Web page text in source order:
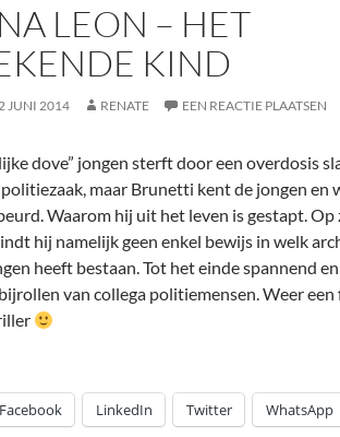
LEON – HET
KIND
JUNI 2014 RENATE EEN REACTIE PLAATSEN
dove” jongen sterft door een overdosis
maar Brunetti kent de jongen en
Waarom hij uit het leven is gestapt. Op
hij namelijk geen enkel bewijs in welk
heeft bestaan. Tot het einde spannend
van collega politiemensen. Weer een
Facebook LinkedIn Twitter WhatsApp